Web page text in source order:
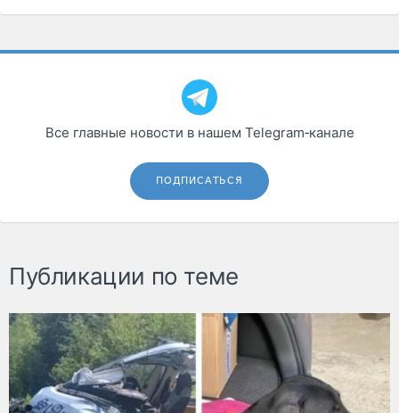
Все главные новости в нашем Telegram‑канале
ПОДПИСАТЬСЯ
Публикации по теме